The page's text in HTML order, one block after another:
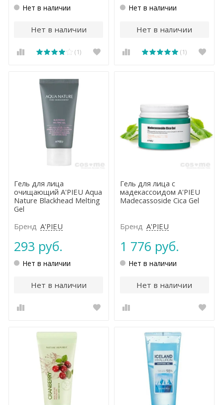
Нет в наличии
Нет в наличии
(1)
Нет в наличии
Нет в наличии
(1)
Гель для лица
очищающий A'PIEU Aqua
Nature Blackhead Melting
Gel
Бренд A'PIEU
293 руб.
Нет в наличии
Нет в наличии
Гель для лица с
мадекассоидом A'PIEU
Madecassoside Cica Gel
Бренд A'PIEU
1 776 руб.
Нет в наличии
Нет в наличии